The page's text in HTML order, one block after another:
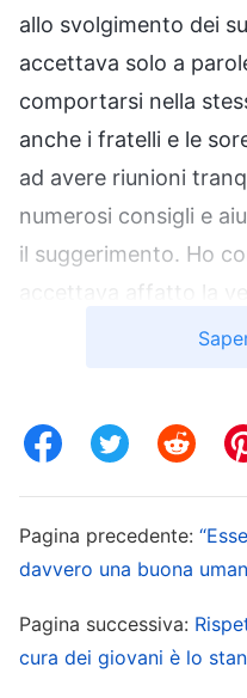
allo svolgimento dei
accettava solo a
comportarsi nella
anche i fratelli e le
ad avere riunioni
numerosi consigli e
il suggerimento. Ho
accettava affatto la
disturbava
smascherato il suo
Riflettevo sul fatto
l’opportunità di
salvata solo grazie a
Pagina precedente:
davvero una buona
Pagina successiva:
cura dei giovani è lo